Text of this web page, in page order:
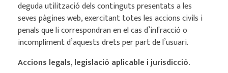
deguda utilització dels continguts presentats a les
seves pàgines web, exercitant totes les accions civils i
penals que li correspondran en el cas d’infracció o
incompliment d’aquests drets per part de l’usuari.
Accions legals, legislació aplicable i jurisdicció.